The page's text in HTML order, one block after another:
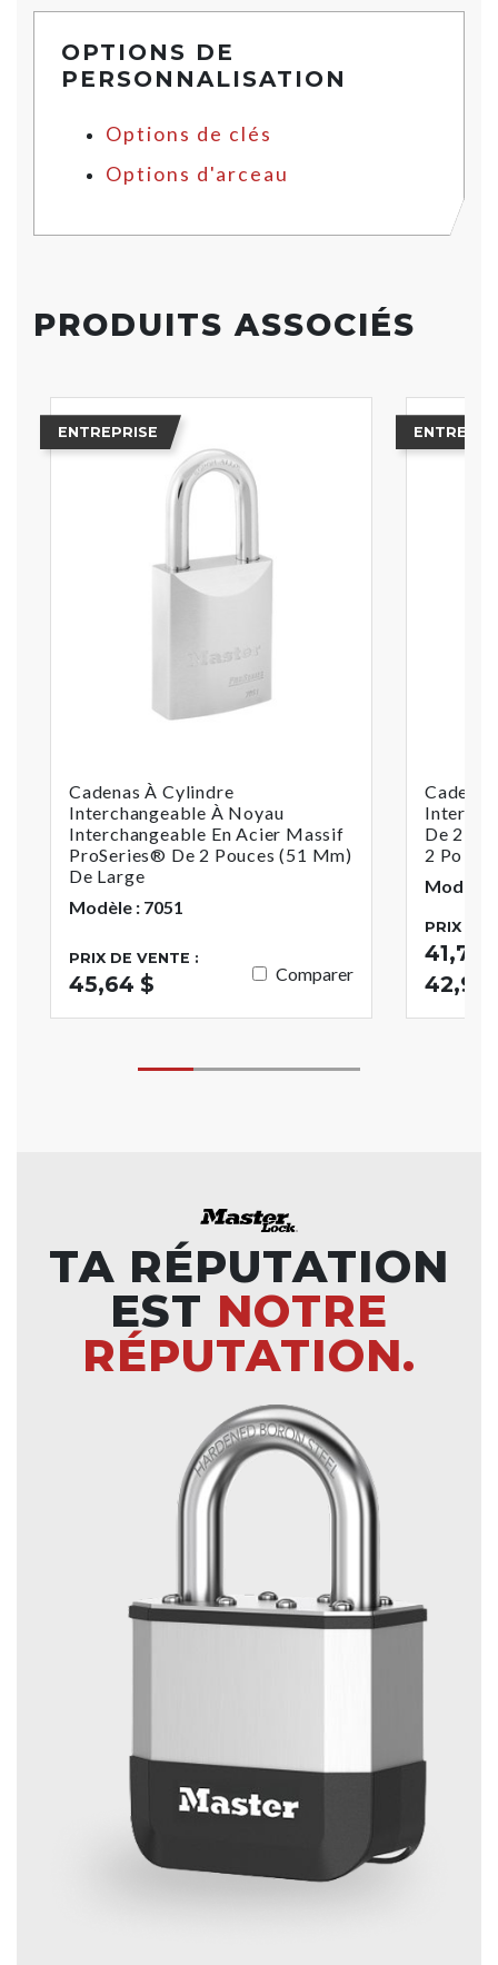
OPTIONS DE
PERSONNALISATION
Options de clés
Options d'arceau
PRODUITS ASSOCIÉS
ENTREPRISE
Cadenas À Cylindre
Interchangeable À Noyau
Interchangeable En Acier Massif
ProSeries® De 2 Pouces (51 Mm)
De Large
Modèle : 7051
PRIX DE VENTE :
45,64 $ Comparer
De 2 Po
2 Po
Modèle
PRIX DE
41,73
42,92
TA RÉPUTATION
EST NOTRE
RÉPUTATION.